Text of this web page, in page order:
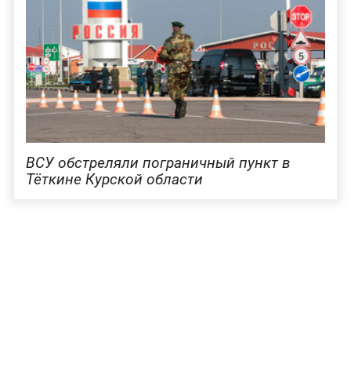
ВСУ обстреляли пограничный пункт в
Тёткине Курской области